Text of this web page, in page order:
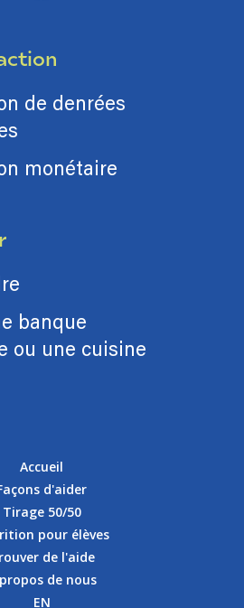
de denrées
monétaire
banque
ou une cuisine
Accueil
d'aider
Tirage 50/50
pour élèves
de l'aide
de nous
EN